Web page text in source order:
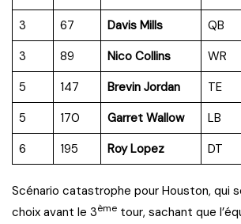
3
67 Davis Mills QB
3
89 Nico Collins WR
5
147 Brevin Jordan TE
5
170 Garret Wallow LB
6
195 Roy Lopez DT
Scénario catastrophe pour Houston, qui
choix avant le 3ème tour, sachant que